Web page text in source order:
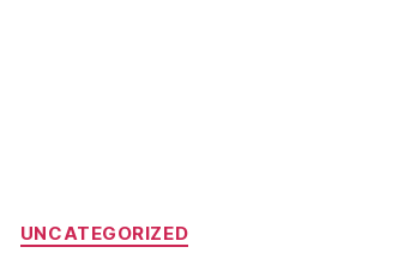
Categorías
UNCATEGORIZED